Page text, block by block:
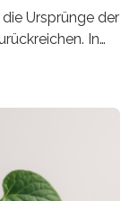
Ursprünge der
In
Stechmücken-
in
konnte als neue
und trägt
Dieser erste